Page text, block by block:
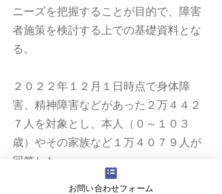
ニーズを把握することが目的で、障害
者施策を検討する上での基礎資料とな
る。
２０２２年１２月１日時点で身体障
害、精神障害などがあった２万４４２
７人を対象とし、本人（０～１０３
歳）やその家族など１万４０７９人が
回答した。
お問い合わせフォーム